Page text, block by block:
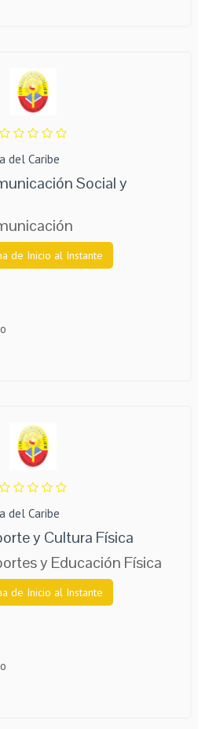
del Caribe
Social y
de Inicio al Instante
del Caribe
y Cultura Física
y Educación Física
de Inicio al Instante